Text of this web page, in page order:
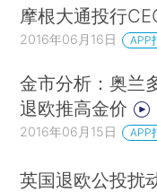
摩根大通投行
2016年06月16日 APP
金市分析：奥兰
退欧推高金价
2016年06月15日 APP
英国退欧公投扰